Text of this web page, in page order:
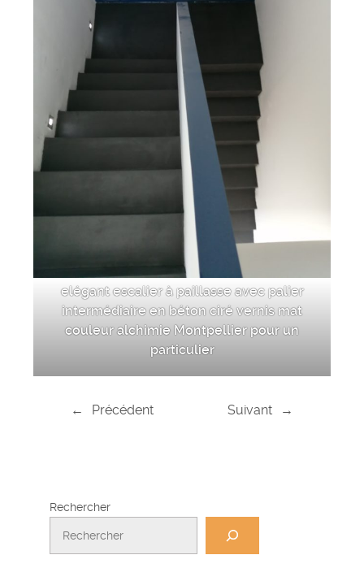
elégant escalier à paillasse avec palier
intermédiaire en béton ciré vernis mat
couleur alchimie Montpellier pour un
particulier
← Précédent Suivant →
Rechercher